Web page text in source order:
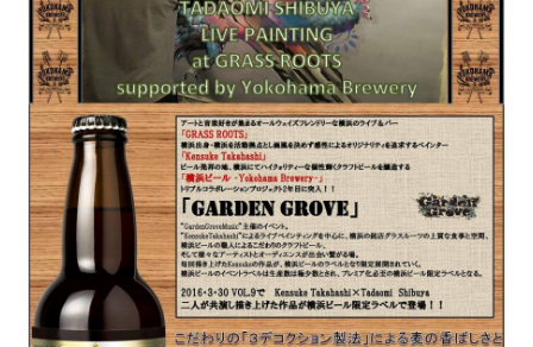
Grassroots
–
3
分・
鶴
屋
町
に
あ
る
ダ